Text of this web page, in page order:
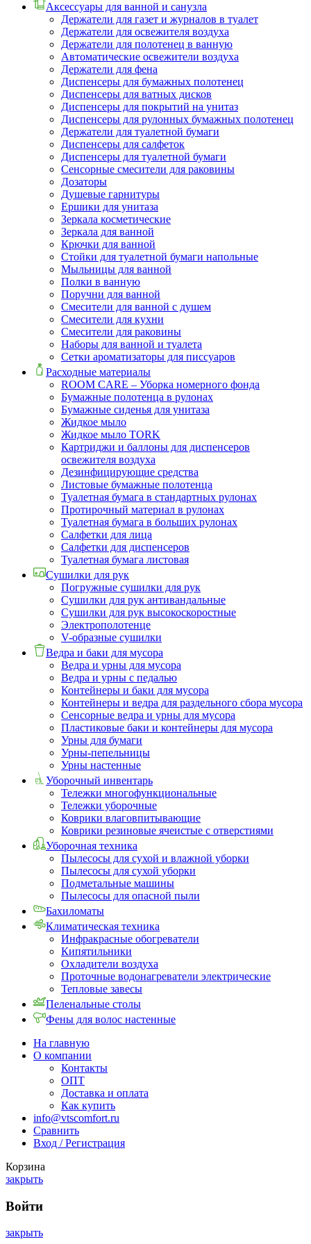
Аксессуары для ванной и санузла
Держатели для газет и журналов в туалет
Держатели для освежителя воздуха
Держатели для полотенец в ванную
Автоматические освежители воздуха
Держатели для фена
Диспенсеры для бумажных полотенец
Диспенсеры для ватных дисков
Диспенсеры для покрытий на унитаз
Диспенсеры для рулонных бумажных полотенец
Держатели для туалетной бумаги
Диспенсеры для салфеток
Диспенсеры для туалетной бумаги
Сенсорные смесители для раковины
Дозаторы
Душевые гарнитуры
Ершики для унитаза
Зеркала косметические
Зеркала для ванной
Крючки для ванной
Стойки для туалетной бумаги напольные
Мыльницы для ванной
Полки в ванную
Поручни для ванной
Смесители для ванной с душем
Смесители для кухни
Смесители для раковины
Наборы для ванной и туалета
Сетки ароматизаторы для писсуаров
Расходные материалы
ROOM CARE – Уборка номерного фонда
Бумажные полотенца в рулонах
Бумажные сиденья для унитаза
Жидкое мыло
Жидкое мыло TORK
Картриджи и баллоны для диспенсеров
освежителя воздуха
Дезинфицирующие средства
Листовые бумажные полотенца
Туалетная бумага в стандартных рулонах
Протирочный материал в рулонах
Туалетная бумага в больших рулонах
Салфетки для лица
Салфетки для диспенсеров
Туалетная бумага листовая
Сушилки для рук
Погружные сушилки для рук
Сушилки для рук антивандальные
Сушилки для рук высокоскоростные
Электрополотенце
V-образные сушилки
Ведра и баки для мусора
Ведра и урны для мусора
Ведра и урны с педалью
Контейнеры и баки для мусора
Контейнеры и ведра для раздельного сбора мусора
Сенсорные ведра и урны для мусора
Пластиковые баки и контейнеры для мусора
Урны для бумаги
Урны-пепельницы
Урны настенные
Уборочный инвентарь
Тележки многофункциональные
Тележки уборочные
Коврики влаговпитывающие
Коврики резиновые ячеистые с отверстиями
Уборочная техника
Пылесосы для сухой и влажной уборки
Пылесосы для сухой уборки
Подметальные машины
Пылесосы для опасной пыли
Бахиломаты
Климатическая техника
Инфракрасные обогреватели
Кипятильники
Охладители воздуха
Проточные водонагреватели электрические
Тепловые завесы
Пеленальные столы
Фены для волос настенные
На главную
О компании
Контакты
ОПТ
Доставка и оплата
Как купить
info@vtscomfort.ru
Сравнить
Вход / Регистрация
Корзина
закрыть
Войти
закрыть